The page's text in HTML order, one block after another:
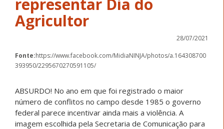
representar Dia do
Agricultor
28/07/2021
Fonte:https://www.facebook.com/MidiaNINJA/photos/a.164308700
393950/2295670270591105/
ABSURDO! No ano em que foi registrado o maior
número de conflitos no campo desde 1985 o governo
federal parece incentivar ainda mais a violência. A
imagem escolhida pela Secretaria de Comunicação para